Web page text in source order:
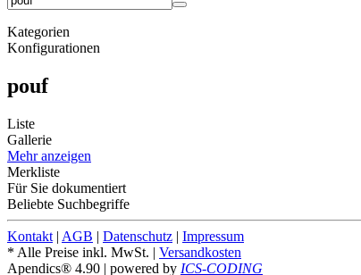
Kategorien
Konfigurationen
pouf
Liste
Gallerie
Mehr anzeigen
Merkliste
Für Sie dokumentiert
Beliebte Suchbegriffe
Kontakt | AGB | Datenschutz | Impressum
* Alle Preise inkl. MwSt. | Versandkosten
Apendics® 4.90 | powered by ICS-CODING